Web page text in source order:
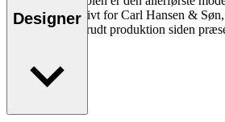
tegnede eksklusivt for Carl Hansen &
har været i uafbrudt produktion siden
Designer